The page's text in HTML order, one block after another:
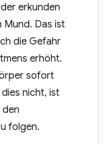
erkunden
Mund. Das ist
die Gefahr
erhöht.
sofort
nicht, ist
den
folgen.